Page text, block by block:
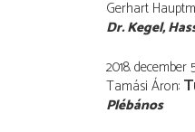
Gerhart
Dr. Kegel
2018. december
Tamási Áron
Plébános